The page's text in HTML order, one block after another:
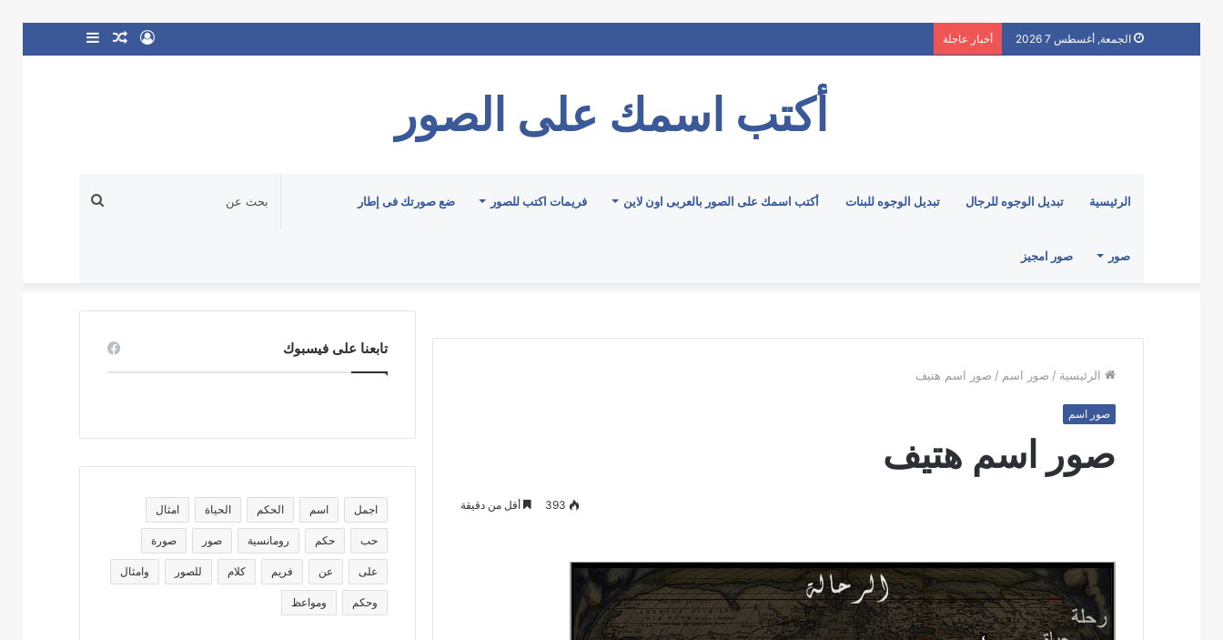
الجمعة, أغسطس 7 2026 أخبار عاجلة
إضافةمقالتسجيل
أكتب اسمك على الصور
الرئيسية تبديل الوجوه للرجال تبديل الوجوه للبنات أكتب اسمك على الصور بالعربى اون لاين فريمات اكتب للصور ضع صورتك فى إطار
صور صور امجيز
بحث
الرئيسية / صور اسم / صور اسم هتيف
صور اسم
صور اسم هتيف
393 أقل من دقيقة
تابعنا على فيسبوك
اجمل اسم الحكم الحياة امثال
حب حكم رومانسية صور صورة
على عن فريم كلام للصور وامثال
وحكم ومواعظ